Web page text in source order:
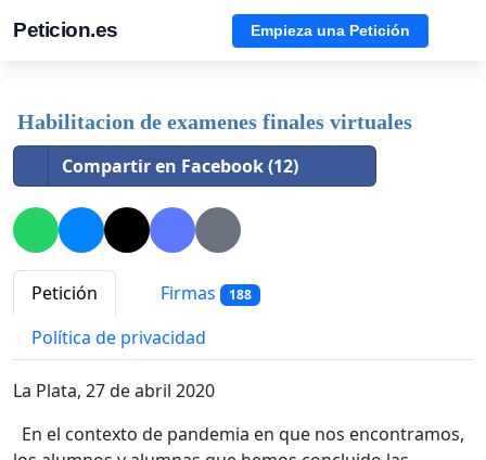
Peticion.es Empieza una Petición
Habilitacion de examenes finales virtuales
Compartir en Facebook (12)
Petición Firmas 188
Política de privacidad
La Plata, 27 de abril 2020
En el contexto de pandemia en que nos encontramos,